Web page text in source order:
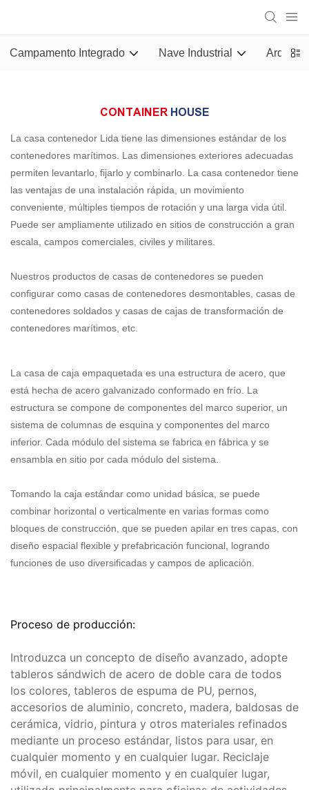
Campamento Integrado Nave Industrial
CONTAINER HOUSE
La casa contenedor Lida tiene las dimensiones estándar de los
contenedores marítimos. Las dimensiones exteriores adecuadas
permiten levantarlo, fijarlo y combinarlo. La casa contenedor tiene
las ventajas de una instalación rápida, un movimiento
conveniente, múltiples tiempos de rotación y una larga vida útil.
Puede ser ampliamente utilizado en sitios de construcción a gran
escala, campos comerciales, civiles y militares.
Nuestros productos de casas de contenedores se pueden
configurar como casas de contenedores desmontables, casas de
contenedores soldados y casas de cajas de transformación de
contenedores marítimos, etc.
La casa de caja empaquetada es una estructura de acero, que
está hecha de acero galvanizado conformado en frío. La
estructura se compone de componentes del marco superior, un
sistema de columnas de esquina y componentes del marco
inferior. Cada módulo del sistema se fabrica en fábrica y se
ensambla en sitio por cada módulo del sistema.
Tomando la caja estándar como unidad básica, se puede
combinar horizontal o verticalmente en varias formas como
bloques de construcción, que se pueden apilar en tres capas, con
diseño espacial flexible y prefabricación funcional, logrando
funciones de uso diversificadas y campos de aplicación.
Proceso de producción:
Introduzca un concepto de diseño avanzado, adopte
tableros sándwich de acero de doble cara de todos
los colores, tableros de espuma de PU, pernos,
accesorios de aluminio, concreto, madera, baldosas de
cerámica, vidrio, pintura y otros materiales refinados
mediante un proceso estándar, listos para usar, en
cualquier momento y en cualquier lugar. Reciclaje
móvil, en cualquier momento y en cualquier lugar,